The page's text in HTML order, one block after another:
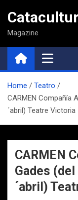
contenido
Magazine
Home
Teatro
CARMEN Compañía
´abril) Teatre Victoria
CARMEN
Gades (del
´abril)